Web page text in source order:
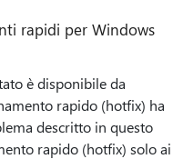
rapidi per Windows
è disponibile da
rapido (hotfix) ha
descritto in questo
rapido (hotfix) solo ai